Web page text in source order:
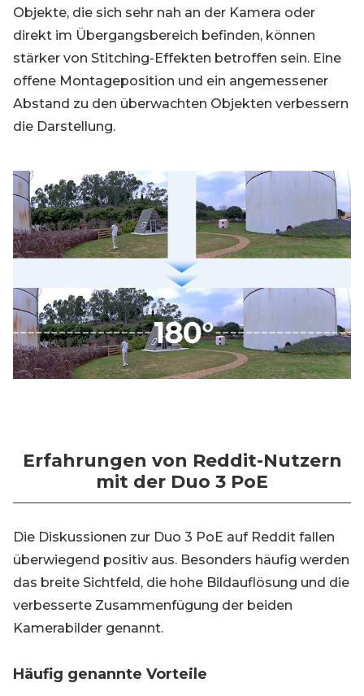
Objekte, die sich sehr nah an der Kamera oder
direkt im Übergangsbereich befinden, können
stärker von Stitching-Effekten betroffen sein. Eine
offene Montageposition und ein angemessener
Abstand zu den überwachten Objekten verbessern
die Darstellung.
Erfahrungen von Reddit-Nutzern
mit der Duo 3 PoE
Die Diskussionen zur Duo 3 PoE auf Reddit fallen
überwiegend positiv aus. Besonders häufig werden
das breite Sichtfeld, die hohe Bildauflösung und die
verbesserte Zusammenfügung der beiden
Kamerabilder genannt.
Häufig genannte Vorteile